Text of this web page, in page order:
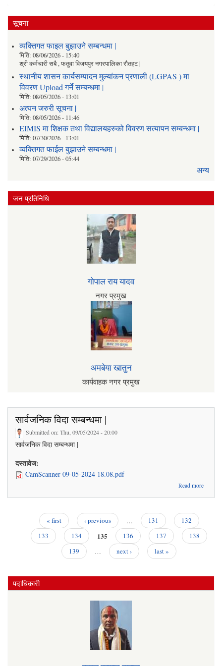
सूचना
व्यक्तिगत फाइल बुझाउने सम्बन्धमा |
मिति: 08/06/2026 - 15:40
श्री कर्मचारी सबै , फतुवा विजयपुर नगरपालिका रौतहट |
स्थानीय शासन कार्यसम्पादन मुल्यांकन प्रणाली (LGPAS ) मा
विवरण Upload गर्ने सम्बन्धमा |
मिति: 08/05/2026 - 13:01
अत्यन जरुरी सूचना |
मिति: 08/05/2026 - 11:46
EIMIS मा शिक्षक तथा विद्यालयहरुको विवरण सत्यापन सम्बन्धमा |
मिति: 07/30/2026 - 13:01
व्यक्तिगत फाईल बुझाउने सम्बन्धमा |
मिति: 07/29/2026 - 05:44
अन्य
जन प्रतिनिधि
गोपाल राय यादव
नगर प्रमुख
अमबेया खातुन
कार्यवाहक नगर प्रमुख
सार्वजनिक विदा सम्बन्धमा |
Submitted on:Thu, 09/05/2024 - 20:00
सार्वजनिक विदा सम्बन्धमा |
दस्तावेज:
CamScanner 09-05-2024 18.08.pdf
Read more
« first ‹ previous … 131
132
133
134 135 136 137
138
139
… next › last »
पदाधिकारी